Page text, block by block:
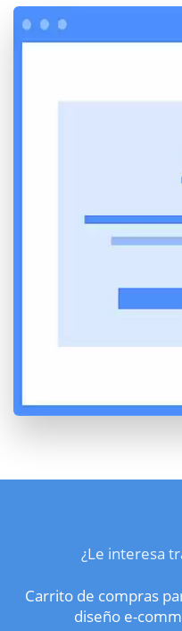
¿Le interesa
Carrito de compras
diseño e-